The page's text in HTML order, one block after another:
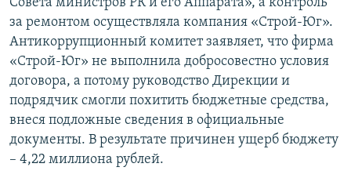
Совета министров РК и его Аппарата», а контроль
за ремонтом осуществляла компания «Строй-Юг».
Антикоррупционный комитет заявляет, что фирма
«Строй-Юг» не выполнила добросовестно условия
договора, а потому руководство Дирекции и
подрядчик смогли похитить бюджетные средства,
внеся подложные сведения в официальные
документы. В результате причинен ущерб бюджету
– 4,22 миллиона рублей.